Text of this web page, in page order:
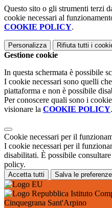
Questo sito o gli strumenti terzi
cookie necessari al
COOKIE POLICY.
Personalizza Rifiuta tutti i
Gestione cookie
In questa schermata è possibile
I cookie necessari sono quelli
piattaforma e non è possibile
Per conoscere quali sono i
visionare la COOKIE POLICY.
Cookie necessari per il
I cookie necessari per il
disabilitati. È possibile
policy.
Accetta tutti Salva le preferenze
Istituto
Cinquegrana Sant'Arpino